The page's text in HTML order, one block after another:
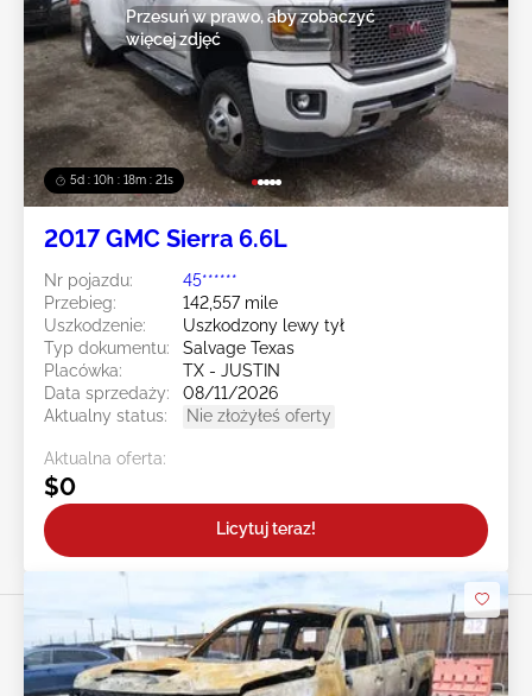
5d : 10h : 18m : 18s
Przesuń w prawo, aby zobaczyć
więcej zdjęć
2017 GMC Sierra 6.6L
Nr pojazdu:
45******
Przebieg:
142,557 mile
Uszkodzenie:
Uszkodzony lewy tył
Typ dokumentu:
Salvage Texas
Placówka:
TX - JUSTIN
Data sprzedaży:
08/11/2026
Aktualny status:
Nie złożyłeś oferty
Aktualna oferta:
$0
Licytuj teraz!